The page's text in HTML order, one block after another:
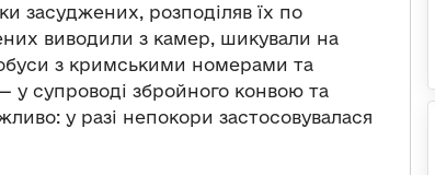
засуджених, розподіляв їх по
виводили з камер, шикували на
з кримськими номерами та
супроводі збройного конвою та
у разі непокори застосовувалася